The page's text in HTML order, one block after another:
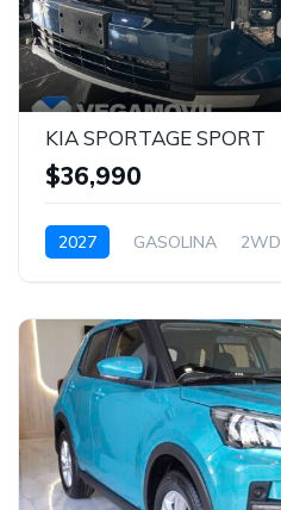
KIA SPORTAGE SPORT
$36,990
2027 GASOLINA 2WD